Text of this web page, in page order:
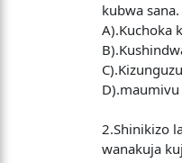
kubwa
A).Kuchoka
2.Shinikizo
wanakuja